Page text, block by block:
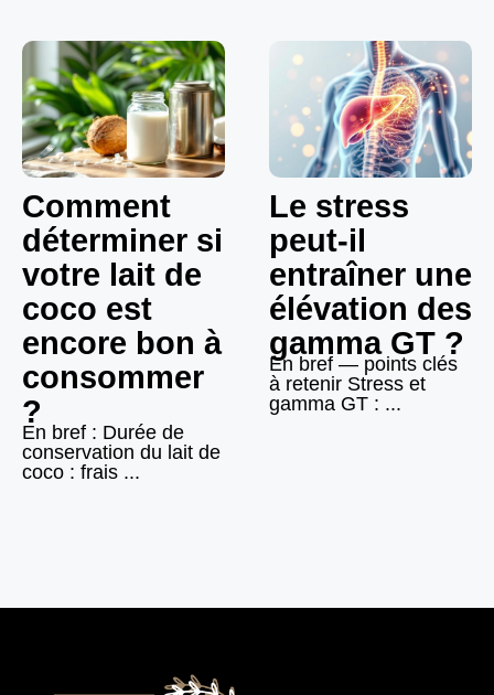
Comment
déterminer si
votre lait de
coco est
encore bon à
consommer
?
En bref : Durée de
conservation du lait de
coco : frais ...
Le stress
peut-il
entraîner une
élévation des
gamma GT ?
En bref — points clés
à retenir Stress et
gamma GT : ...